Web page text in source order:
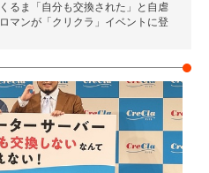
るま「自分も交換された」と自虐
マンが「クリクラ」イベントに登